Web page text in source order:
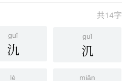
共14字
guǐ
氿
guǐ
㲹
lè miǎn